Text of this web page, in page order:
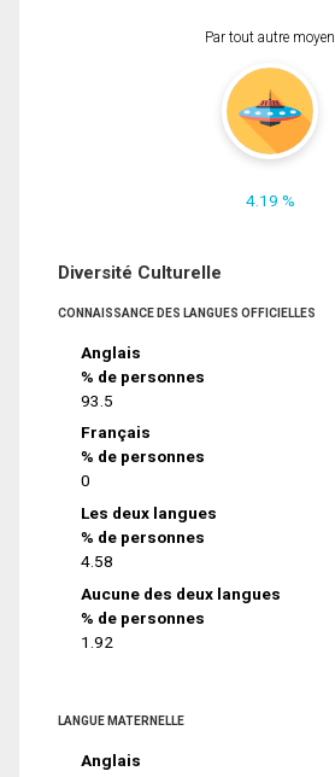
Par tout autre moyen
4.19 %
Diversité Culturelle
CONNAISSANCE DES LANGUES OFFICIELLES
Anglais
% de personnes
93.5
Français
% de personnes
0
Les deux langues
% de personnes
4.58
Aucune des deux langues
% de personnes
1.92
LANGUE MATERNELLE
Anglais